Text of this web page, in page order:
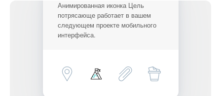
Анимированная иконка Цель
потрясающе работает в вашем
следующем проекте мобильного
интерфейса.